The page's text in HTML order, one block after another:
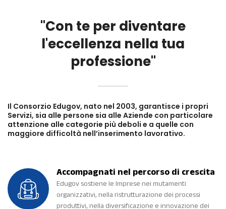
"Con te per diventare
l'eccellenza nella tua
professione"
Il Consorzio Edugov, nato nel 2003, garantisce i propri
Servizi, sia alle persone sia alle Aziende con particolare
attenzione alle categorie più deboli e a quelle con
maggiore difficoltà nell’inserimento lavorativo.
Accompagnati nel percorso di crescita
Edugov sostiene le Imprese nei mutamenti
organizzativi, nella ristrutturazione dei processi